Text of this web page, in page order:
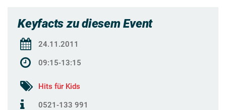
Keyfacts zu diesem Event
24.11.2011
09:15-13:15
Hits für Kids
0521-133 991